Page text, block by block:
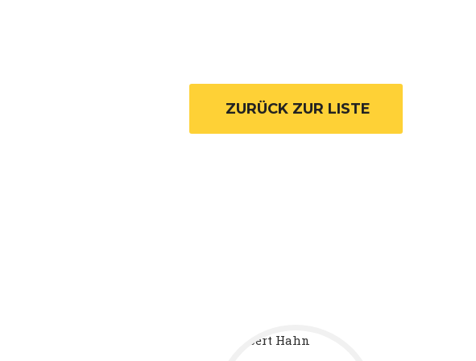
ZURÜCK ZUR LISTE